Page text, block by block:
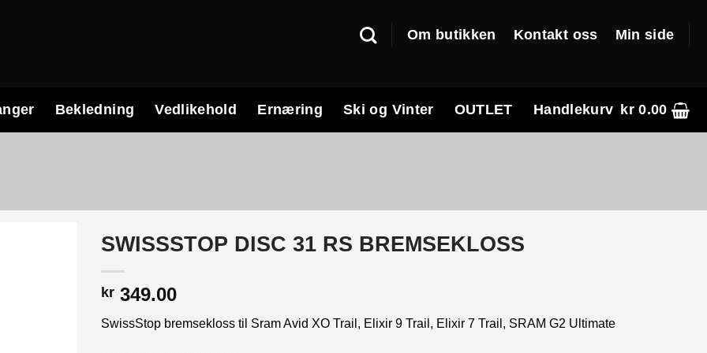
Om butikken Kontakt oss Min side
Bekledning Vedlikehold Ernæring Ski og Vinter OUTLET Handlekurv kr0.00
SWISSSTOP DISC 31 RS BREMSEKLOSS
kr 349.00
SwissStop bremsekloss til Sram Avid XO Trail, Elixir 9 Trail, Elixir 7 Trail, SRAM G2 Ultimate